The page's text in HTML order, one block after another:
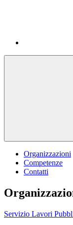
Organizzazioni
Competenze
Contatti
Servizio Lavori